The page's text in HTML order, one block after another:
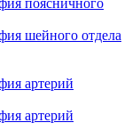
поясничного
шейного отдела
артерий
артерий